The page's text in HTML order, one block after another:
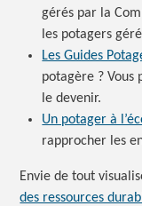
gérés par la
les potagers
Les Guides
potagère ? Vous
le devenir.
Un potager à
rapprocher les
Envie de tout
des ressources